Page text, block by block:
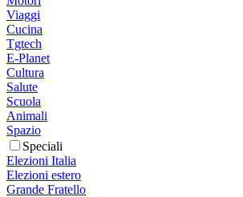
Viaggi
Cucina
Tgtech
E-Planet
Cultura
Salute
Scuola
Animali
Spazio
Speciali
Elezioni Italia
Elezioni estero
Grande Fratello